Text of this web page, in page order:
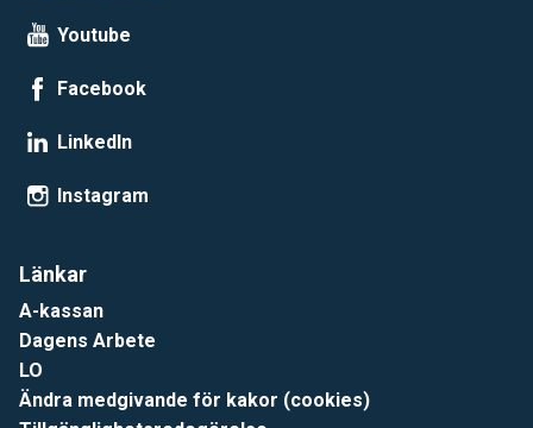
Youtube
Facebook
LinkedIn
Instagram
Länkar
A-kassan
Dagens Arbete
LO
Ändra medgivande för kakor (cookies)